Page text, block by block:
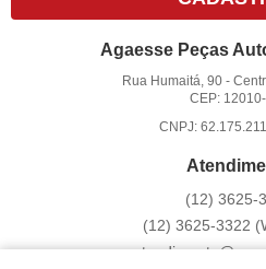
Agaesse Peças
Rua Humaitá, 90 -
CEP:
CNPJ:
(12) 3625-
(12) 3625-3322